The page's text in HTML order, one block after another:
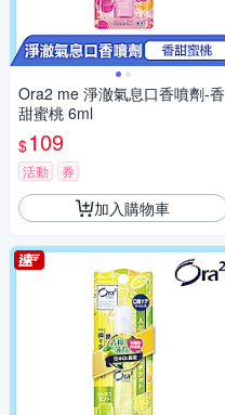
Ora2 me 淨澈氣息口香噴劑-香
甜蜜桃 6ml
$109
活動 券
加入購物車